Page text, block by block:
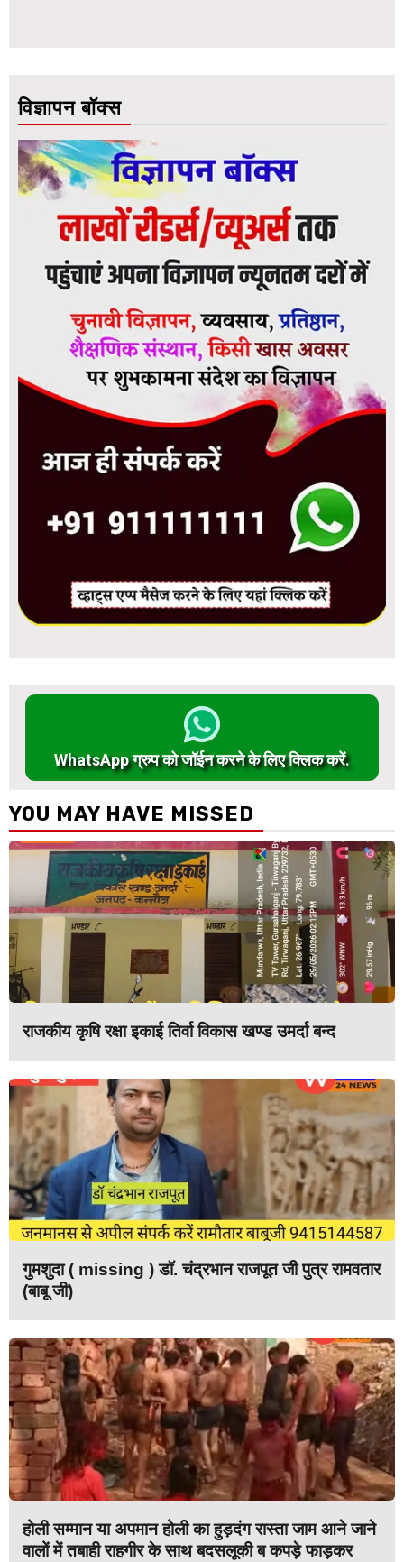
विज्ञापन बॉक्स
WhatsApp ग्रुप को जॉईन करने के लिए क्लिक करें.
YOU MAY HAVE MISSED
राजकीय कृषि रक्षा इकाई तिर्वा विकास खण्ड उमर्दा बन्द
गुमशुदा ( missing ) डॉ. चंद्रभान राजपूत जी पुत्र रामवतार
(बाबू जी)
होली सम्मान या अपमान होली का हुड़दंग रास्ता जाम आने जाने
वालों में तबाही राहगीर के साथ बदसलूकी ब कपड़े फाड़कर